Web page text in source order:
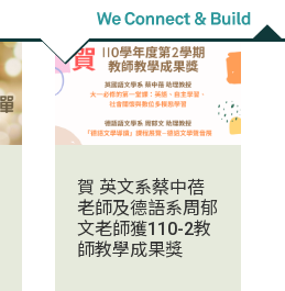
2022/07/05
賀 英文系蔡中蓓
老師及德語系周郁
文老師獲110-2教
師教學成果獎